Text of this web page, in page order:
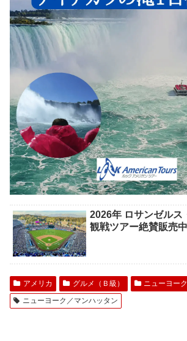
2026年 ロサンゼルス
観戦ツアー絶賛販売中
アメリカ グルメ（Ｂ級）
ニューヨーク
ニューヨーク／マンハッタン